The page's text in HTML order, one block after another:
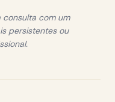
com um
persistentes ou